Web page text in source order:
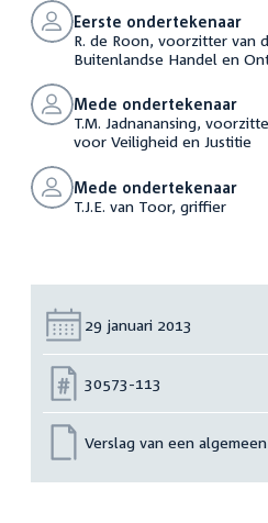
Eerste ondertekenaar
R. de Roon, voorzitter van
Buitenlandse Handel en
Mede ondertekenaar
T.M. Jadnanansing,
voor Veiligheid en Justitie
Mede ondertekenaar
T.J.E. van Toor, griffier
Datum:
29 januari 2013
Nummer:
30573-113
Verslag van een